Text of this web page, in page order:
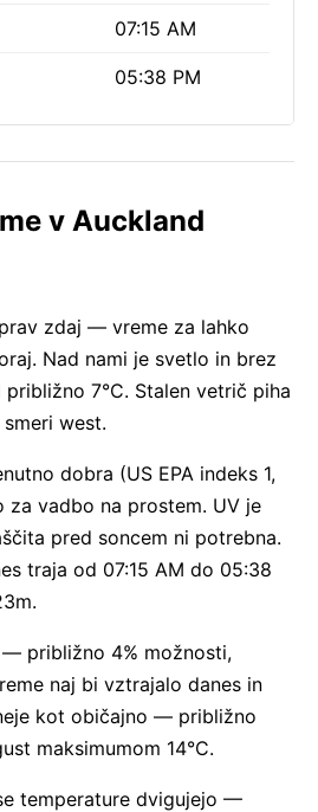
07:15 AM
05:38 PM
v Auckland
zdaj — vreme za lahko
Nad nami je svetlo in brez
7°C. Stalen vetrič piha
west.
dobra (US EPA indeks 1,
vadbo na prostem. UV je
pred soncem ni potrebna.
traja od 07:15 AM do 05:38
približno 4% možnosti,
naj bi vztrajalo danes in
kot običajno — približno
maksimumom 14°C.
temperature dvigujejo —